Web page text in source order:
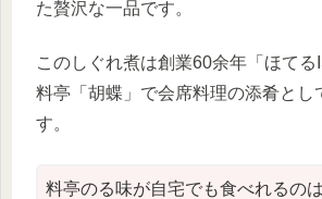
た贅沢な一品です。
このしぐれ煮は創業60余年「ほて
料亭「胡蝶」で会席料理の添肴とし
す。
料亭のる味が自宅でも食べれるの